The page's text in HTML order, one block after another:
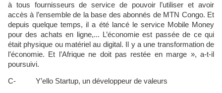
à tous fournisseurs de service de pouvoir l’utiliser et avoir
accès à l’ensemble de la base des abonnés de MTN Congo. Et
depuis quelque temps, il a été lancé le service Mobile Money
pour des achats en ligne,... L’économie est passée de ce qui
était physique ou matériel au digital. Il y a une transformation de
l’économie. Et l’Afrique ne doit pas restée en marge », a-t-il
poursuivi.
C- Y’ello Startup, un développeur de valeurs